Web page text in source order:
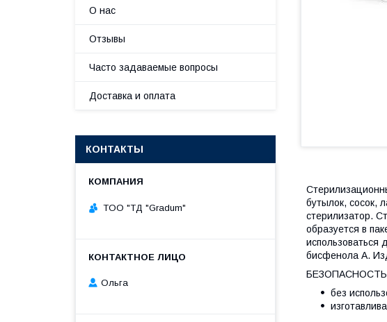
бутылок, сосок,
стерилизатор.
образуется в
использоваться
бисфенола А.
без
О нас
Отзывы
Часто задаваемые вопросы
Доставка и оплата
КОНТАКТЫ
TOO "ТД "Gradum"
Ольга